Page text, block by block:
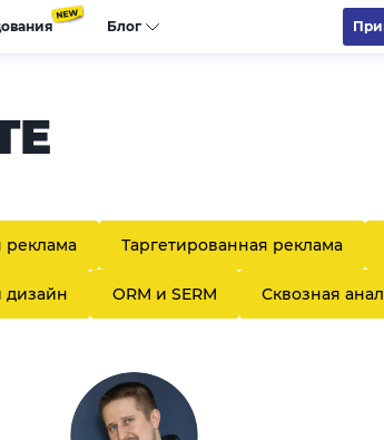
Блог
реклама Таргетированная реклама
дизайн ORM и SERM Сквозная